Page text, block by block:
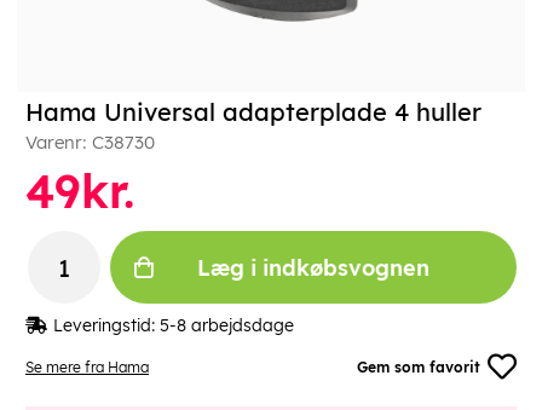
Se mere fra Hama Gem som favorit
Hama Universal adapterplade 4 huller
Varenr: C38730
49kr.
Læg i indkøbsvognen
Leveringstid: 5-8 arbejdsdage